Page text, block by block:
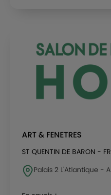
ART & FENETRES
ST QUENTIN DE BARON -
Palais 2 L'Atlantique -